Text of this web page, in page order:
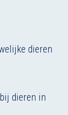
dieren
dieren in